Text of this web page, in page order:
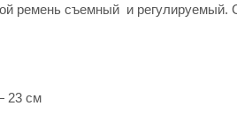
ремень съемный и регулируемый.
23 см